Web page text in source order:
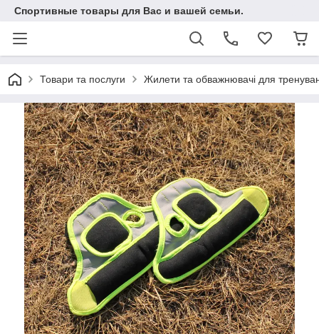
Спортивные товары для Вас и вашей семьи.
Товари та послуги Жилети та обважнювачі для